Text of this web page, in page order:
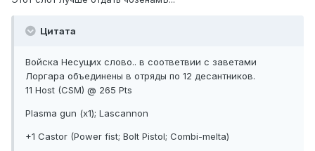
Цитата
Войска Несущих слово.. в соответвии с заветами
Лоргара объединены в отряды по 12 десантников.
11 Host (CSM) @ 265 Pts
Plasma gun (x1); Lascannon
+1 Castor (Power fist; Bolt Pistol; Combi-melta)